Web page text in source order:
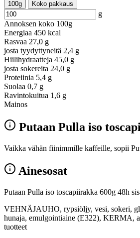
100g Koko pakkaus
g
Annoksen koko 100g
Energiaa 450 kcal
Rasvaa 27,0 g
josta tyydyttyneitä 2,4 g
Hiilihydraatteja 45,0 g
josta sokereita 24,0 g
Proteiinia 5,4 g
Suolaa 0,7 g
Ravintokuitua 1,6 g
Mainos
Putaan Pulla iso
Vaikka vähän fiinimmille kaffeille, sopii
Ainesosat
Putaan Pulla iso toscapiirakka 600g 48h
VEHNÄJAUHO, rypsiöljy, vesi, sokeri,
hunaja, emulgointiaine (E322), KERMA,
tuotteet